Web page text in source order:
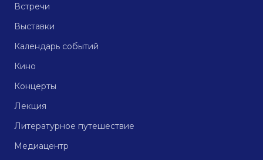
Встречи
Выставки
Календарь событий
Кино
Концерты
Лекция
Литературное путешествие
Медиацентр